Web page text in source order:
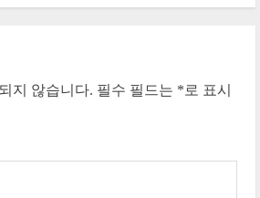
지 않습니다. 필수 필드는 * 로 표시